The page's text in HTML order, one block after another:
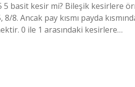
5 basit kesir mi? Bileşik kesirlere
8. Ancak pay kısmı payda
0 ile 1 arasındaki kesirlere…